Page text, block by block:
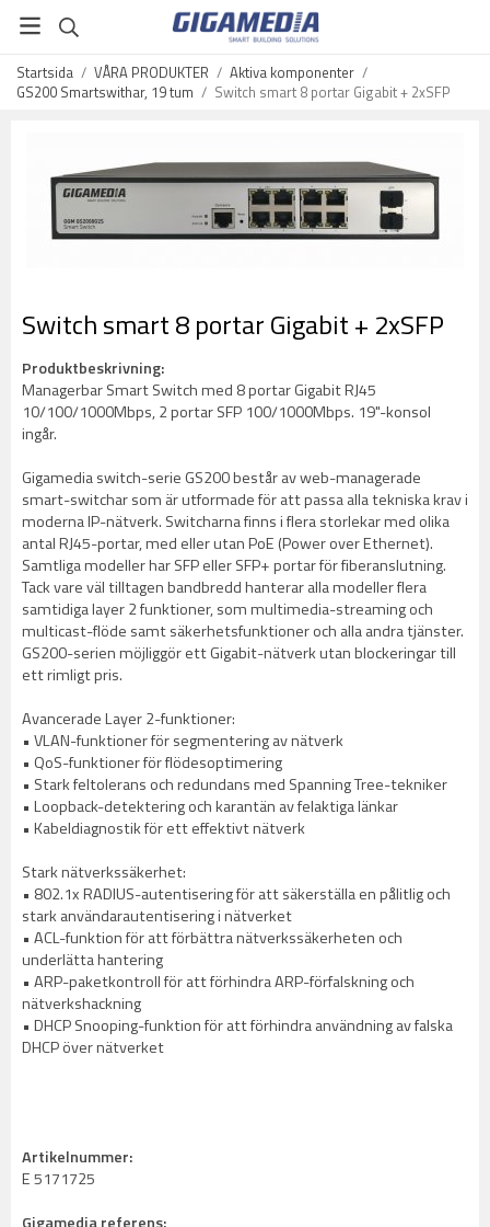
Startsida / VÅRA PRODUKTER / Aktiva komponenter /
GS200 Smartswithar, 19 tum / Switch smart 8 portar Gigabit + 2xSFP
Switch smart 8 portar Gigabit + 2xSFP
Produktbeskrivning:
Managerbar Smart Switch med 8 portar Gigabit RJ45
10/100/1000Mbps, 2 portar SFP 100/1000Mbps. 19"-konsol
ingår.
Gigamedia switch-serie GS200 består av web-managerade
smart-switchar som är utformade för att passa alla tekniska krav i
moderna IP-nätverk. Switcharna finns i flera storlekar med olika
antal RJ45-portar, med eller utan PoE (Power over Ethernet).
Samtliga modeller har SFP eller SFP+ portar för fiberanslutning.
Tack vare väl tilltagen bandbredd hanterar alla modeller flera
samtidiga layer 2 funktioner, som multimedia-streaming och
multicast-flöde samt säkerhetsfunktioner och alla andra tjänster.
GS200-serien möjliggör ett Gigabit-nätverk utan blockeringar till
ett rimligt pris.
Avancerade Layer 2-funktioner:
• VLAN-funktioner för segmentering av nätverk
• QoS-funktioner för flödesoptimering
• Stark feltolerans och redundans med Spanning Tree-tekniker
• Loopback-detektering och karantän av felaktiga länkar
• Kabeldiagnostik för ett effektivt nätverk
Stark nätverkssäkerhet:
• 802.1x RADIUS-autentisering för att säkerställa en pålitlig och
stark användarautentisering i nätverket
• ACL-funktion för att förbättra nätverkssäkerheten och
underlätta hantering
• ARP-paketkontroll för att förhindra ARP-förfalskning och
nätverkshackning
• DHCP Snooping-funktion för att förhindra användning av falska
DHCP över nätverket
Artikelnummer:
E 5171725